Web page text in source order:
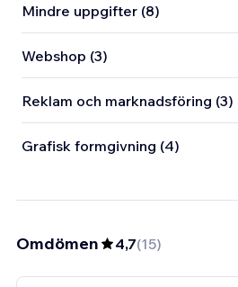
Mindre uppgifter (8)
Webshop (3)
Reklam och marknadsföring (3)
Grafisk formgivning (4)
Omdömen 4,7(15)